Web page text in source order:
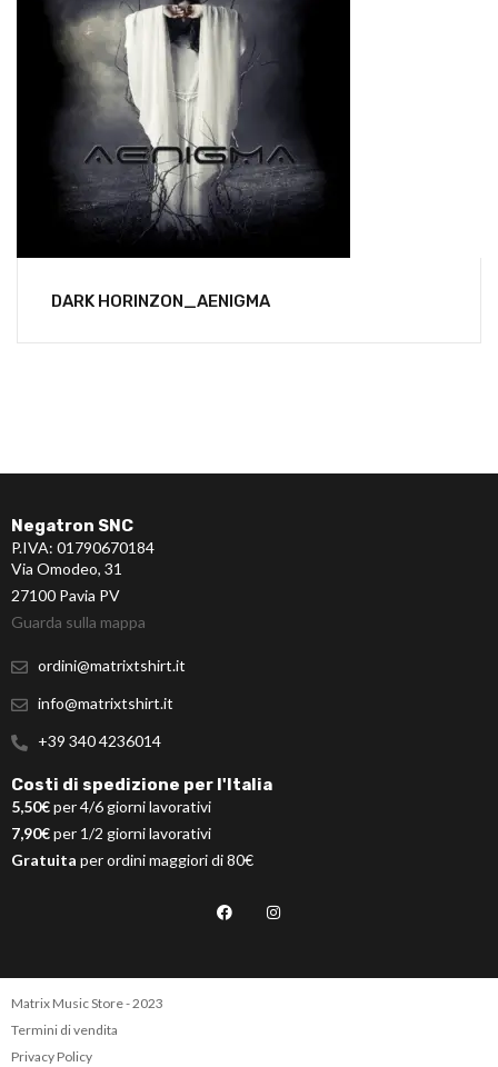
DARK HORINZON_AENIGMA
Negatron SNC
P.IVA: 01790670184
Via Omodeo, 31
27100 Pavia PV
Guarda sulla mappa
ordini@matrixtshirt.it
info@matrixtshirt.it
+39 340 4236014
Costi di spedizione per l'Italia
5,50€per 4/6 giorni lavorativi
7,90€per 1/2 giorni lavorativi
Gratuita per ordini maggiori di 80€
Matrix Music Store - 2023
Termini di vendita
Privacy Policy